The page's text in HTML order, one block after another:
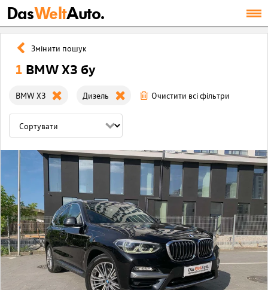
DasWeltAuto.
Змінити пошук
1 BMW X3 бу
BMW X3 Дизель Очистити всі фільтри